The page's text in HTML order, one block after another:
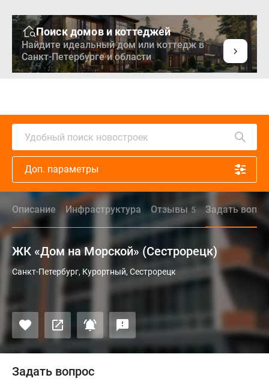
Поиск домов и коттеджей
Найдите идеальный дом или коттедж в
Санкт-Петербурге и области
Удобный поиск новостроек
Доп. параметры
Описание Инфраструктура Отзывы 5 Задать
ЖК «Дом на Морской» (Сестрорецк)
Санкт-Петербург, Курортный, Сестрорецк
Задать вопрос